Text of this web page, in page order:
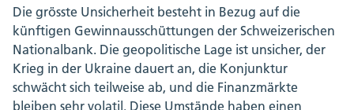
Die grösste Unsicherheit besteht in Bezug auf die
künftigen Gewinnausschüttungen der Schweizerischen
Nationalbank. Die geopolitische Lage ist unsicher, der
Krieg in der Ukraine dauert an, die Konjunktur
schwächt sich teilweise ab, und die Finanzmärkte
bleiben sehr volatil. Diese Umstände haben einen